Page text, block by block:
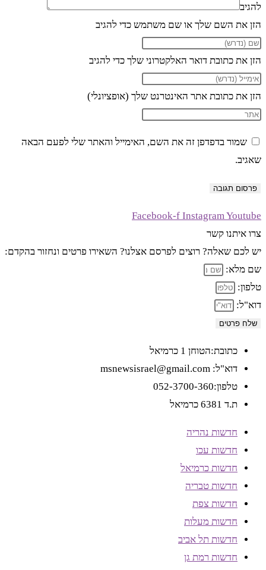
להגיב
הזן את השם שלך או שם משתמש כדי להגיב
הזן את כתובת דואר האלקטרוני שלך כדי להגיב
הזן את כתובת אתר האינטרנט שלך (אופציונלי)
שמור בדפדפן זה את השם, האימייל והאתר שלי לפעם הבאה
שאגיב.
Facebook-f InstagramYoutube
צרו איתנו קשר
יש לכם שאלה? רוצים לפרסם אצלנו? השאירו פרטים ונחזור בהקדם:
שם מלא:
טלפון:
דוא"ל:
שלח פרטים
כתובת:הטוחן 1 כרמיאל
דוא"ל: msnewsisrael@gmail.com
טלפון:052-3700-360
ת.ד 6381 כרמיאל
חדשות נהריה
חדשות עכו
חדשות כרמיאל
חדשות טבריה
חדשות צפת
חדשות מעלות
חדשות תל אביב
חדשות רמת גן